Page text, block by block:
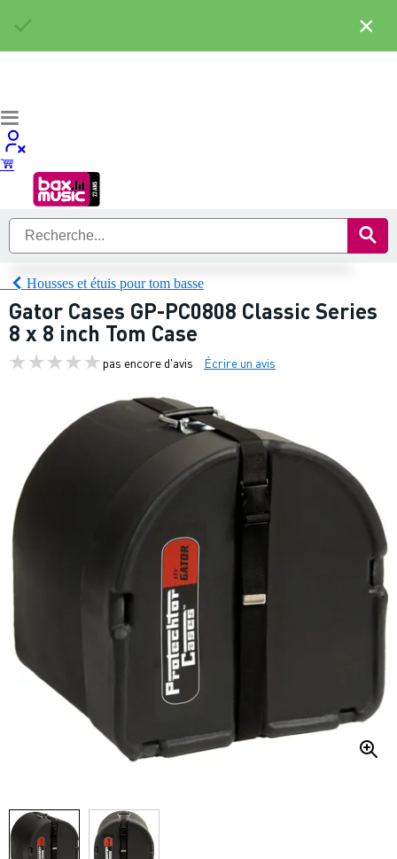
Housses et étuis pour tom basse
Gator Cases GP-PC0808 Classic Series
8 x 8 inch Tom Case
pas encore d'avis Écrire un avis
×